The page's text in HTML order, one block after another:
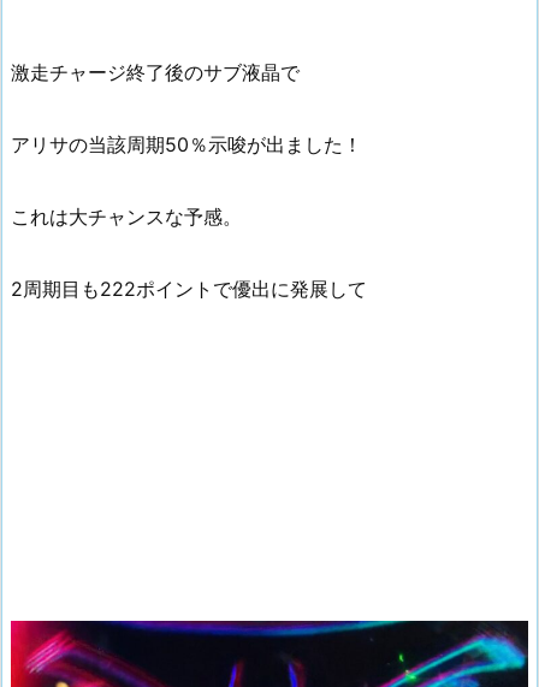
激走チャージ終了後のサブ液晶で
アリサの当該周期50％示唆が出ました！
これは大チャンスな予感。
2周期目も222ポイントで優出に発展して